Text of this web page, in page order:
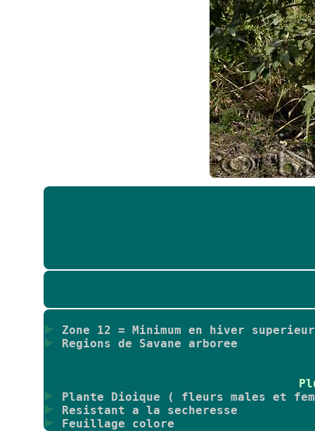
Zone 12 = Minimum en hiver
Regions de Savane arboree
Plante Dioique ( fleurs males et
Resistant a la secheresse
Feuillage colore